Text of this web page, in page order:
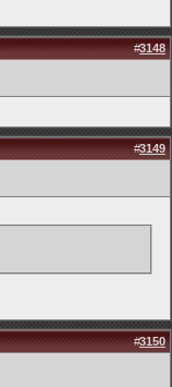
#3148
#3149
#3150